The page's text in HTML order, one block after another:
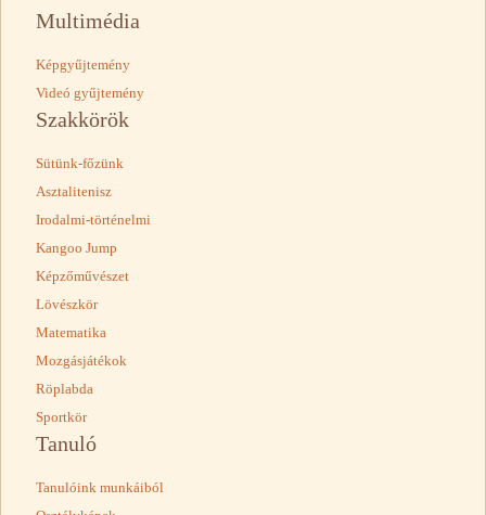
Multimédia
Képgyűjtemény
Videó gyűjtemény
Szakkörök
Sütünk-főzünk
Asztalitenisz
Irodalmi-történelmi
Kangoo Jump
Képzőművészet
Lövészkör
Matematika
Mozgásjátékok
Röplabda
Sportkör
Tanuló
Tanulóink munkáiból